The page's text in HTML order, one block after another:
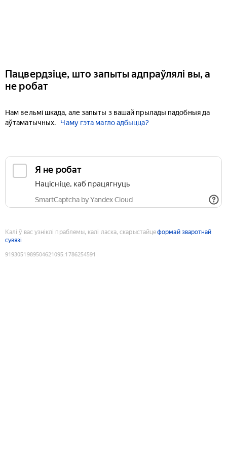
Пацвердзіце, што запыты адпраўлялі вы, а
не робат
Нам вельмі шкада, але запыты з вашай прылады падобныя да
аўтаматычных.
Чаму гэта магло адбыцца?
Я не робат
Націсніце, каб працягнуць
SmartCaptcha by Yandex Cloud
Калі ў вас узніклі праблемы, калі ласка, скарыстайцеформай зваротнай
сувязі
9193051989504621095:1786254591